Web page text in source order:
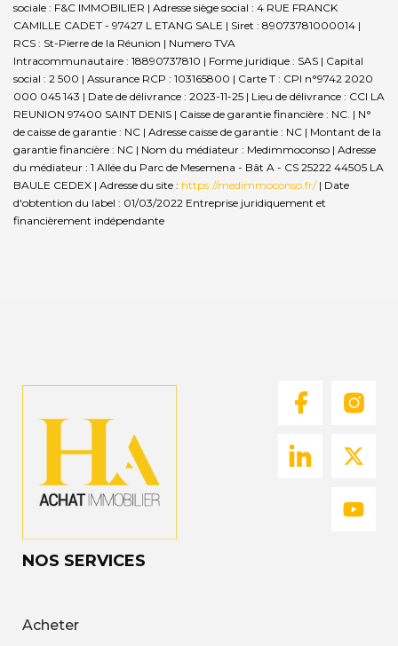
sociale : F&C IMMOBILIER | Adresse siège social : 4 RUE FRANCK
CAMILLE CADET - 97427 L ETANG SALE | Siret : 89073781000014 |
RCS : St-Pierre de la Réunion | Numero TVA
Intracommunautaire : 18890737810 | Forme juridique : SAS | Capital
social : 2 500 | Assurance RCP : 103165800 | Carte T : CPI n°9742 2020
000 045 143 | Date de délivrance : 2023-11-25 | Lieu de délivrance : CCI LA
REUNION 97400 SAINT DENIS | Caisse de garantie financière : NC. | N°
de caisse de garantie : NC | Adresse caisse de garantie : NC | Montant de la
garantie financière : NC | Nom du médiateur : Medimmoconso | Adresse
du médiateur : 1 Allée du Parc de Mesemena - Bât A - CS 25222 44505 LA
BAULE CEDEX | Adresse du site : https://medimmoconso.fr/| Date
d'obtention du label : 01/03/2022 Entreprise juridiquement et
financièrement indépendante
NOS SERVICES
Acheter